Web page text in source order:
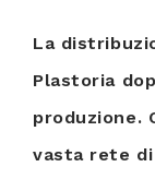
La
Plastoria
produzione.
vasta rete